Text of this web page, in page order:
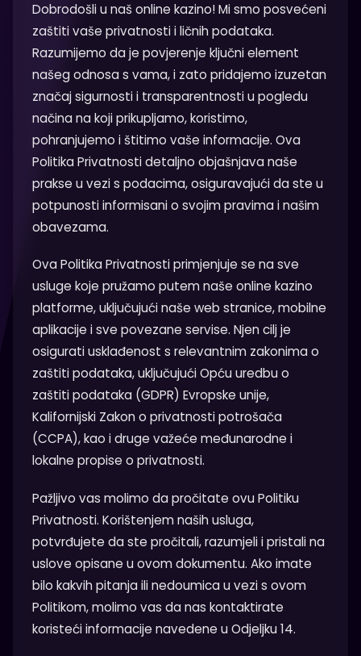
Dobrodošli u naš online kazino! Mi smo posvećeni
zaštiti vaše privatnosti i ličnih podataka.
Razumijemo da je povjerenje ključni element
našeg odnosa s vama, i zato pridajemo izuzetan
značaj sigurnosti i transparentnosti u pogledu
načina na koji prikupljamo, koristimo,
pohranjujemo i štitimo vaše informacije. Ova
Politika Privatnosti detaljno objašnjava naše
prakse u vezi s podacima, osiguravajući da ste u
potpunosti informisani o svojim pravima i našim
obavezama.
Ova Politika Privatnosti primjenjuje se na sve
usluge koje pružamo putem naše online kazino
platforme, uključujući naše web stranice, mobilne
aplikacije i sve povezane servise. Njen cilj je
osigurati usklađenost s relevantnim zakonima o
zaštiti podataka, uključujući Opću uredbu o
zaštiti podataka (GDPR) Evropske unije,
Kalifornijski Zakon o privatnosti potrošača
(CCPA), kao i druge važeće međunarodne i
lokalne propise o privatnosti.
Pažljivo vas molimo da pročitate ovu Politiku
Privatnosti. Korištenjem naših usluga,
potvrđujete da ste pročitali, razumjeli i pristali na
uslove opisane u ovom dokumentu. Ako imate
bilo kakvih pitanja ili nedoumica u vezi s ovom
Politikom, molimo vas da nas kontaktirate
koristeći informacije navedene u Odjeljku 14.